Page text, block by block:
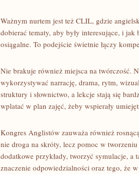
Ważnym nurtem jest też CLIL, gdzie
dobierać tematy, aby były interesujące, i
osiągalne. To podejście świetnie łączy
Nie brakuje również miejsca na twórczość.
wykorzystywać narrację, drama, rytm,
struktury i słownictwo, a lekcje stają się
wplatać w plan zajęć, żeby wspierały
Kongres Anglistów zauważa również
nie droga na skróty, lecz pomoc w
dodatkowe przykłady, tworzyć symulacje, a
znaczenie odpowiedzialności oraz tego, że